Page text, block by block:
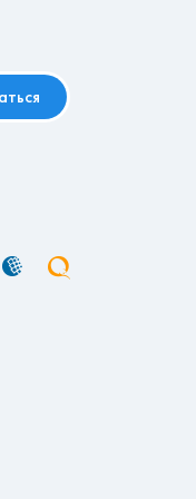
не в Хабаровском
согласно прайсу.
транспортной